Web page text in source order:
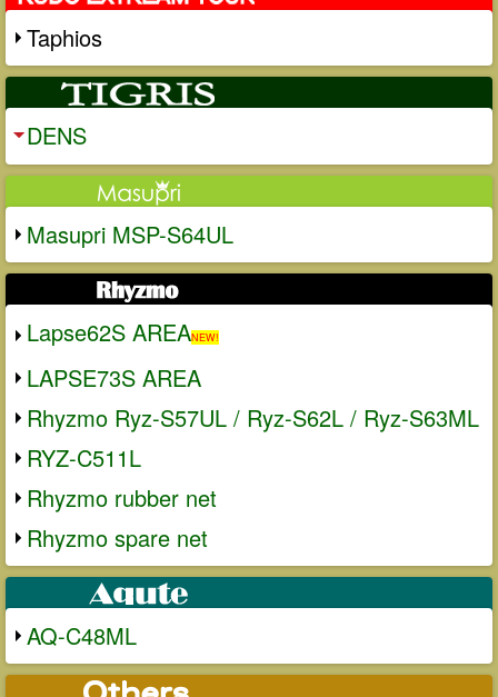
Taphios
DENS
Masupri MSP-S64UL
Lapse62S AREANEW!
LAPSE73S AREA
Rhyzmo Ryz-S57UL / Ryz-S62L / Ryz-S63ML
RYZ-C511L
Rhyzmo rubber net
Rhyzmo spare net
AQ-C48ML